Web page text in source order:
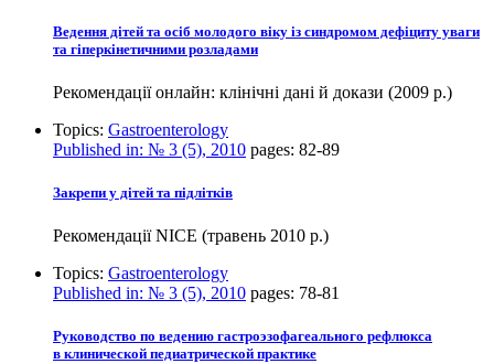
Ведення дітей та осіб молодого віку із синдромом дефіциту уваги
та гіперкінетичними розладами
Рекомендації онлайн: клінічні дані й докази (2009 р.)
Topics: Gastroenterology
Published in: № 3 (5), 2010 pages: 82-89
Закрепи у дітей та підлітків
Рекомендації NICE (травень 2010 р.)
Topics: Gastroenterology
Published in: № 3 (5), 2010 pages: 78-81
Руководство по ведению гастроэзофагеального рефлюкса
в клинической педиатрической практике